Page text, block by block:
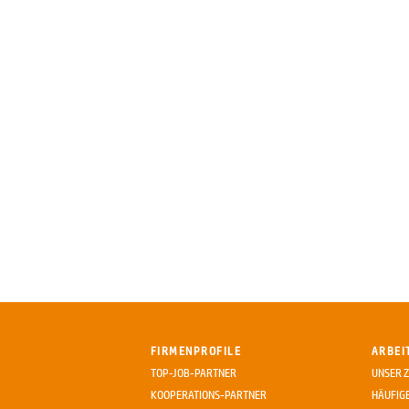
FIRMENPROFILE
TOP-JOB-PARTNER
KOOPERATIONS-PARTNER
UNSER